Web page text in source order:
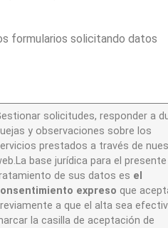
formularios solicitando datos
solicitudes, responder a
y observaciones sobre los
prestados a través de
base jurídica para el presente
de sus datos es el
expreso que
a que el alta sea
la casilla de aceptación de